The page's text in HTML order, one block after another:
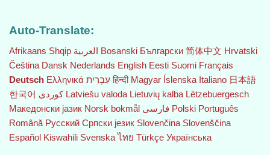
Auto-Translate:
Afrikaans Shqip العربية Bosanski Български 简体中文 Hrvatski
Čeština‎ Dansk Nederlands English Eesti Suomi Français
Deutsch Ελληνικά עִבְרִית हिन्दी Magyar Íslenska Italiano 日本語
한국어
Latviešu valoda Lietuvių kalba Lëtzebuergesch
Македонски јазик Norsk bokmål فارسی Polski Português
Română Русский Српски језик Slovenčina Slovenščina
Español Kiswahili Svenska ไทย Türkçe Українська